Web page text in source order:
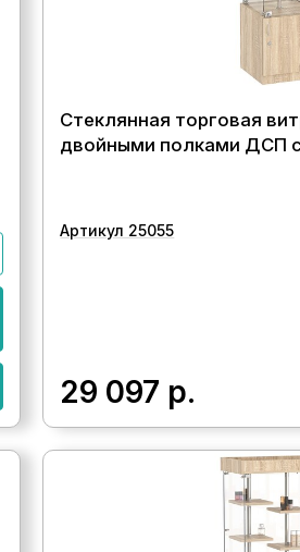
Стеклянная торговая
двойными полками ДСП
Артикул 25055
29 097 р.